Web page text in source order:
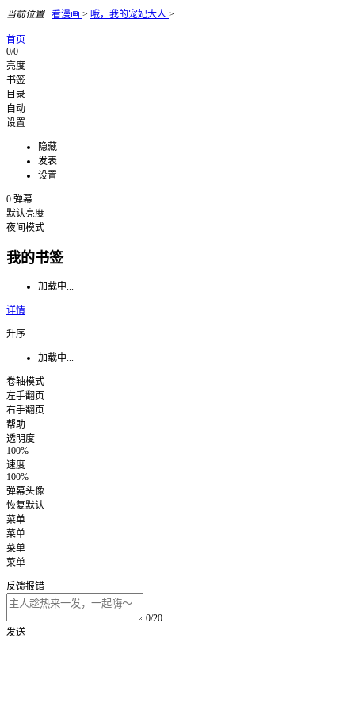
当前位置: 看漫画 > 哦，我的宠妃大人 >
首页
0/0
亮度
书签
目录
自动
设置
隐藏
发表
设置
0 弹幕
默认亮度
夜间模式
我的书签
加载中...
详情
升序
加载中...
卷轴模式
左手翻页
右手翻页
帮助
透明度
100%
速度
100%
弹幕头像
恢复默认
菜单
菜单
菜单
菜单
反馈报错
0/20
发送